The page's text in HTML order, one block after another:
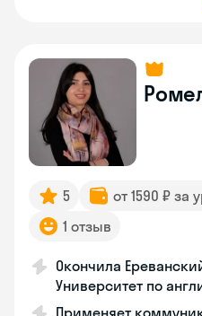
5 от 1590 ₽ за
1 отзыв
Окончила
Университет по
Применяет